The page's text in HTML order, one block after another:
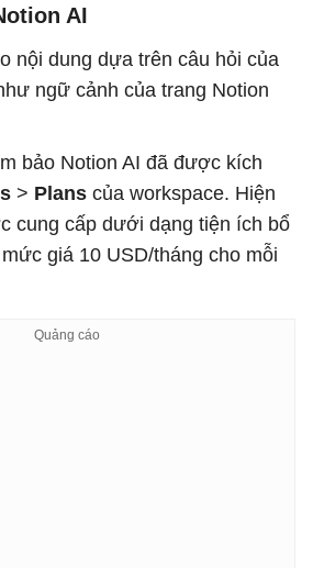
AI
nội dung dựa trên câu hỏi của
ngữ cảnh của trang Notion
bảo Notion AI đã được kích
> Plans của workspace. Hiện
cung cấp dưới dạng tiện ích bổ
giá 10 USD/tháng cho mỗi